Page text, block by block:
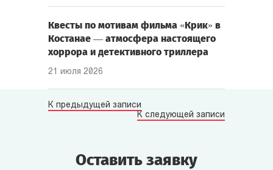
Квесты по мотивам фильма «Крик» в
Костанае — атмосфера настоящего
хоррора и детективного триллера
21 июля 2026
К предыдущей записи
К следующей записи
Оставить заявку